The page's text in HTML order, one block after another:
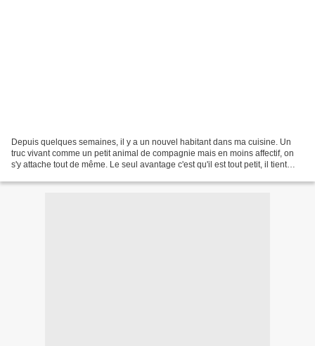
Depuis quelques semaines, il y a un nouvel habitant dans ma cuisine. Un
truc vivant comme un petit animal de compagnie mais en moins affectif, on
s'y attache tout de même. Le seul avantage c'est qu'il est tout petit, il tient